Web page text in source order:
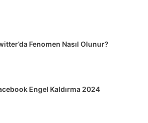
Fenomen Nasıl Olunur?
Engel Kaldırma 2024